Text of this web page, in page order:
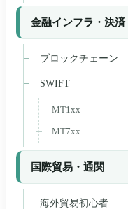
金融インフラ・決済
ブロックチェーン
SWIFT
MT1xx
MT7xx
国際貿易・通関
海外貿易初心者